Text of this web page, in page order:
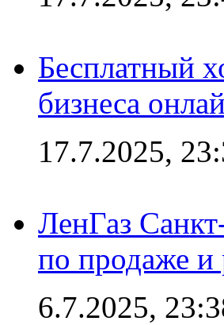
Бесплатный
бизнеса
17.7.2025,
ЛенГаз
по продаже и
6.7.2025,